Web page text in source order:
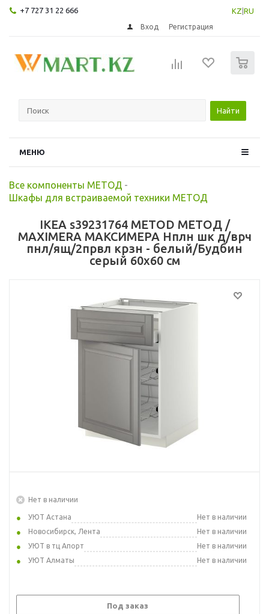
+7 727 31 22 666 KZ RU
Вход Регистрация
Найти
МЕНЮ
Все компоненты МЕТОД -
Шкафы для встраиваемой техники МЕТОД
IKEA s39231764 METOD МЕТОД /
MAXIMERA МАКСИМЕРА Нплн шк д/врч
пнл/ящ/2првл крзн - белый/Будбин
серый 60x60 см
Нет в наличии
УЮТ Астана
Нет в наличии
Новосибирск, Лента
Нет в наличии
УЮТ в тц Апорт
Нет в наличии
УЮТ Алматы
Нет в наличии
Под заказ